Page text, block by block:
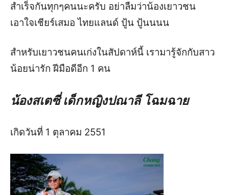
สำเร็จกันทุกๆคนนะครับ อย่าลืมว่าน้องเยาวชน
เอาใจเชียร์เสมอไทยแลนด์ ปู้น ปู้นนนน
สำหรับเยาวชนคนเก่งในสัปดาห์นี้ เรามารู้จักกับสาว
น้อยน่ารัก ฝีมือดีอีก 1 คน
น้องสเตซี่ เด็กหญิงปณาลี โฉมฉาย
เกิดวันที่ 1 ตุลาคม 2551